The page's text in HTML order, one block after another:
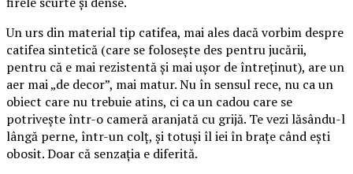
Un urs din material tip catifea, mai ales dacă vorbim despre
catifea sintetică (care se folosește des pentru jucării,
pentru că e mai rezistentă și mai ușor de întreținut), are un
aer mai „de decor”, mai matur. Nu în sensul rece, nu ca un
obiect care nu trebuie atins, ci ca un cadou care se
potrivește într-o cameră aranjată cu grijă. Te vezi lăsându-l
lângă perne, într-un colț, și totuși îl iei în brațe când ești
obosit. Doar că senzația e diferită.